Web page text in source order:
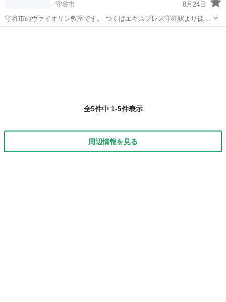
守谷市
8月24日
守谷市のヴァイオリン教室です。 つくばエキスプレス守谷駅より徒歩
15分。 初心者から音大受験を目指す方までどなたでも指導致します。
全5件中 1-5件表示
周辺情報を見る